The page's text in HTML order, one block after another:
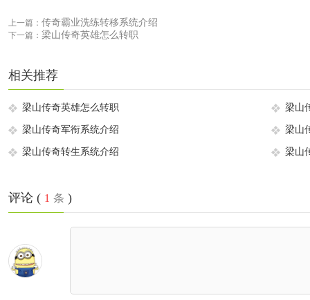
上一篇： 传奇霸业洗练转移系统介绍
下一篇： 梁山传奇英雄怎么转职
相关推荐
梁山传奇英雄怎么转职
梁山传奇军衔系统介绍
梁山传奇转生系统介绍
梁山
梁山
梁山
评论 ( 1 条 )